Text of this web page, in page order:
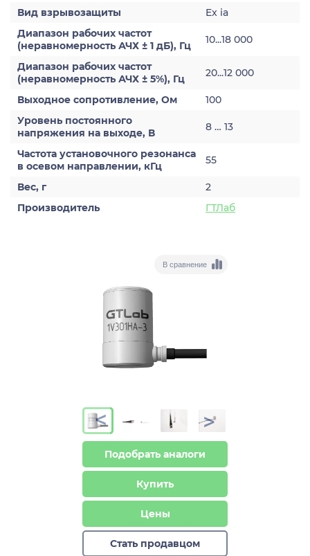
Вид взрывозащиты
Ex ia
Диапазон рабочих частот
(неравномерность АЧХ ± 1 дБ), Гц
10...18 000
Диапазон рабочих частот
(неравномерность АЧХ ± 5%), Гц
20...12 000
Выходное сопротивление, Ом
100
Уровень постоянного
напряжения на выходе, В
8 … 13
Частота установочного резонанса
в осевом направлении, кГц
55
Вес, г
2
Производитель
ГТЛаб
В сравнение
> >
Подобрать аналоги
Купить
Цены
Стать продавцом